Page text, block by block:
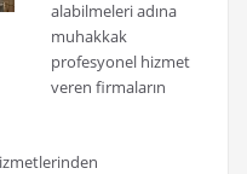
alabilmeleri adına
muhakkak
profesyonel hizmet
veren firmaların